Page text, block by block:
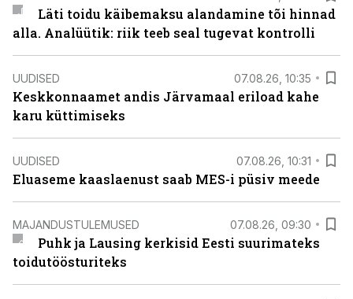
Läti toidu käibemaksu alandamine tõi hinnad
alla. Analüütik: riik teeb seal tugevat kontrolli
UUDISED 07.08.26, 10:35
Keskkonnaamet andis Järvamaal eriload kahe
karu küttimiseks
UUDISED 07.08.26, 10:31
Eluaseme kaaslaenust saab MES-i püsiv meede
MAJANDUSTULEMUSED 07.08.26, 09:30
Puhk ja Lausing kerkisid Eesti suurimateks
toidutöösturiteks